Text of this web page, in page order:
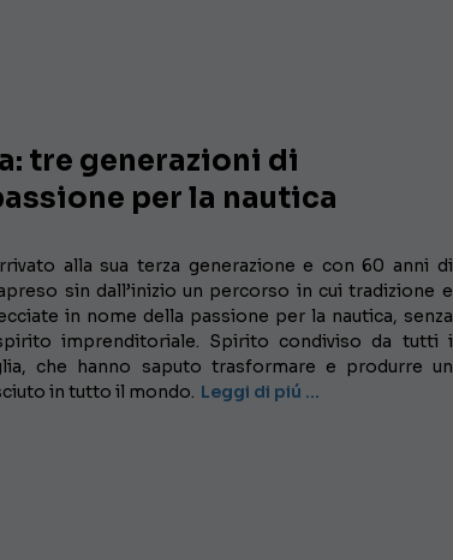
tre generazioni di
per la nautica
alla sua terza generazione e con 60 anni di
sin dall’inizio un percorso in cui tradizione e
in nome della passione per la nautica, senza
imprenditoriale. Spirito condiviso da tutti i
che hanno saputo trasformare e produrre un
in tutto il mondo. Leggi di piú …